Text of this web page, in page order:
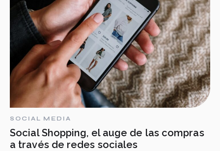
SOCIAL MEDIA
Social Shopping, el auge de las compras
a través de redes sociales